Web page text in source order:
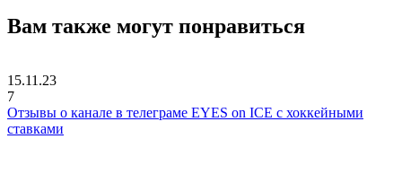
Вам также могут понравиться
15.11.23
7
Отзывы о канале в телеграме EYES on ICE с хоккейными
ставками